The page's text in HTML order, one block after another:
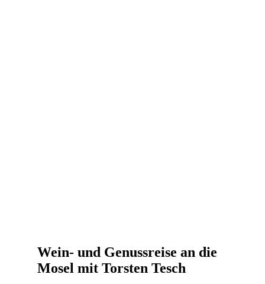
Wein- und Genussreise an die
Mosel mit Torsten Tesch